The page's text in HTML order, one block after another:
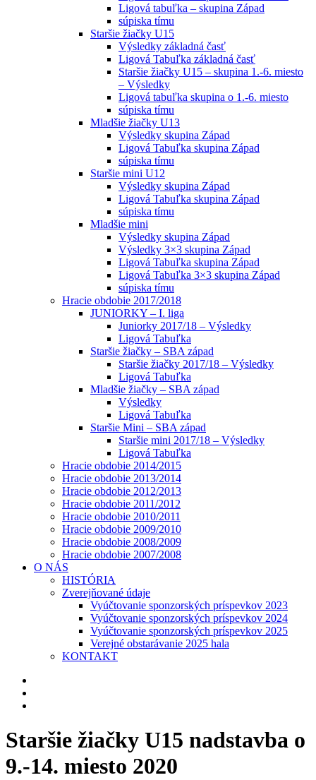
Ligová tabuľka – skupina Západ
súpiska tímu
Staršie žiačky U15
Výsledky základná časť
Ligová Tabuľka základná časť
Staršie žiačky U15 – skupina 1.-6. miesto
– Výsledky
Ligová tabuľka skupina o 1.-6. miesto
súpiska tímu
Mladšie žiačky U13
Výsledky skupina Západ
Ligová Tabuľka skupina Západ
súpiska tímu
Staršie mini U12
Výsledky skupina Západ
Ligová Tabuľka skupina Západ
súpiska tímu
Mladšie mini
Výsledky skupina Západ
Výsledky 3×3 skupina Západ
Ligová Tabuľka skupina Západ
Ligová Tabuľka 3×3 skupina Západ
súpiska tímu
Hracie obdobie 2017/2018
JUNIORKY – I. liga
Juniorky 2017/18 – Výsledky
Ligová Tabuľka
Staršie žiačky – SBA západ
Staršie žiačky 2017/18 – Výsledky
Ligová Tabuľka
Mladšie žiačky – SBA západ
Výsledky
Ligová Tabuľka
Staršie Mini – SBA západ
Staršie mini 2017/18 – Výsledky
Ligová Tabuľka
Hracie obdobie 2014/2015
Hracie obdobie 2013/2014
Hracie obdobie 2012/2013
Hracie obdobie 2011/2012
Hracie obdobie 2010/2011
Hracie obdobie 2009/2010
Hracie obdobie 2008/2009
Hracie obdobie 2007/2008
O NÁS
HISTÓRIA
Zverejňované údaje
Vyúčtovanie sponzorských príspevkov 2023
Vyúčtovanie sponzorských príspevkov 2024
Vyúčtovanie sponzorských príspevkov 2025
Verejné obstarávanie 2025 hala
KONTAKT
Staršie žiačky U15 nadstavba o
9.-14. miesto 2020